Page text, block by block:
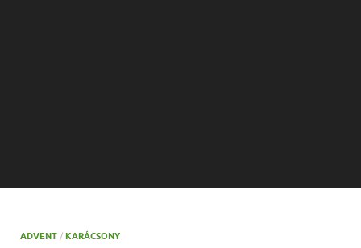
ADVENT / KARÁCSONY